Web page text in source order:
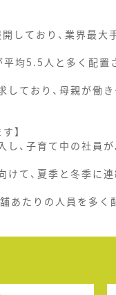
しており、業界最大
均5.5人と多く配置
ており、母親が働
】
、子育て中の社員
て、夏季と冬季に
あたりの人員を多く